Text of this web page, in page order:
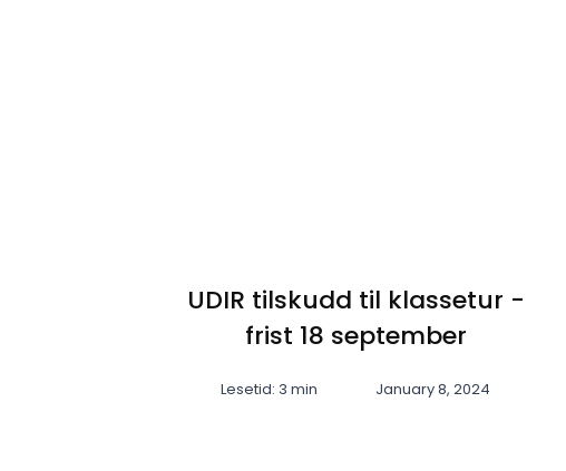
UDIR tilskudd til klassetur -
frist 18 september
Lesetid: 3 min January 8, 2024